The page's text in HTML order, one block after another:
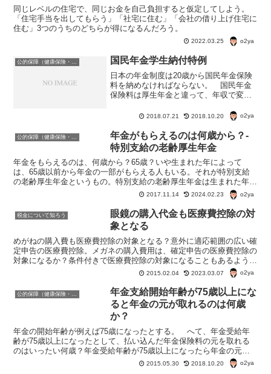
同じレベルの住宅で、同じお金を自己負担すると仮定してしよう。
「住宅手当を出してもらう」「社宅に住む」「会社の借り上げ住宅に
住む」3つのうちのどちらが得になるんだろう。
2022.03.25 o2ya
公的保障（健康保険・年金・雇用保険・生活保護・災害時の補償） 国民年金学生納付特例
日本の年金制度は20歳から国民年金保険
料を納めなければならない。 国民年金
保険料は厚生年金と違って、年収で変わ
ても、保険料は払わなければいけないん
だけど。 ない袖は振れないよね。
で、学生には国民年金保険...
2018.07.21 2018.10.20 o2ya
公的保障（健康保険・年金・雇用保険・生活保護・災害時の補償）
年金がもらえるのは何歳から？-
特別支給の老齢厚生年金
年金をもらえるのは、何歳から？65歳？いや生まれた年によって
は、65歳以前から年金の一部がもらえる人もいる。それが特別支給
の老齢厚生年金というもの。特別支給の老齢厚生年金は生まれた年に
よって、もらえる年齢が違う。また、繰り下げができない。
2017.11.14 2024.02.23 o2ya
税金について知ろう
眼鏡の購入代金も医療費控除の対
象となる
めがねの購入費も医療費控除の対象となる？意外に適応範囲の広い確
定申告の医療費控除。メガネの購入費用は、確定申告の医療費控除の
対象になるか？条件付きで医療費控除の対象になることもあるよう
2015.02.04 2023.03.07 o2ya
年金支給開始年齢が75歳以上にな
ると年金の元が取れるのは何歳
か？
年金の開始年齢が例えば75歳になったとする。 へて、年金受給年
齢が75歳以上になったとして、払い込んだ年金保険料の元を取れる
のはいったい何歳？年金受給年齢が75歳以上になったら年金の元は
取れないと思ったほうがいい 年金支給開始年齢が75歳以...
2015.05.30 2018.10.20 o2ya